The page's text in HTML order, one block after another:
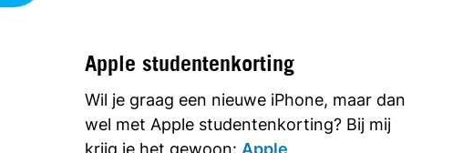
Apple studentenkorting
Wil je graag een nieuwe iPhone, maar dan
wel met Apple studentenkorting? Bij mij
krijg je het gewoon: Apple